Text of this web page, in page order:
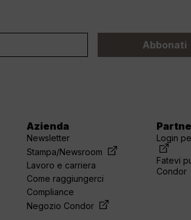
Abbonati
Azienda
Newsletter
Stampa/Newsroom
Lavoro e carriera
Come raggiungerci
Compliance
Negozio Condor
Login
Fatevi
Condor